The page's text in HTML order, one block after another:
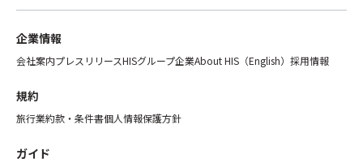
企業情報
会社案内プレスリリースHISグループ企業About HIS（English） 採用情報
規約
旅行業約款・条件書個人情報保護方針
ガイド